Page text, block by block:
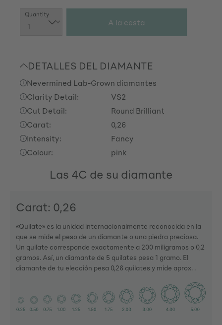
Cantidad del producto: introduce la
Quantity
A la cesta
DETALLES DEL DIAMANTE
Nevermined Lab-Grown diamantes
Clarity Detail:
VS2
Cut Detail:
Round Brilliant
Carat:
0,26
Intensity:
Fancy
Colour:
pink
Las 4C de su diamante
Carat: 0,26
«Quilate» es la unidad internacionalmente reconocida en la
que se mide el peso de un diamante o una piedra preciosa.
Un quilate corresponde exactamente a 200 miligramos o 0,2
gramos. Así, un diamante de 5 quilates pesa 1 gramo. El
diamante de tu elección pesa 0,26 quilates y mide aprox. .